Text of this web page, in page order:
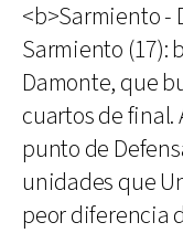
<b>Sarmiento -
Sarmiento (17):
Damonte, que
cuartos de final.
punto de
unidades que
peor diferencia